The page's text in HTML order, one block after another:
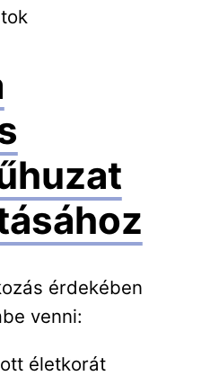
érdekében
venni:
életkorát